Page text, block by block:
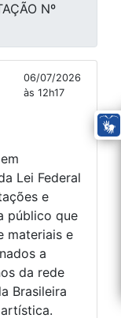
Nº
06/07/2026
às 12h17
Lei Federal
e
público que
materiais e
a
da rede
Brasileira